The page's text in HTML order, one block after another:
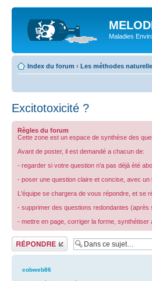
Maladies
Index du forum ‹ Les méthodes
Excitotoxicité ?
Règles du forum
Cette zone est un espace de synthèse des
Avant de poster, il est demandé a chacun de:
- regarder si votre question n'a pas déjà été
- poser une question claire et concise, avec un
L'équipe se chargera de vous répondre, et se
- supprimer des questions redondantes (après
- mettre en page, corriger la forme, synthétiser
Répondre
cobweb86